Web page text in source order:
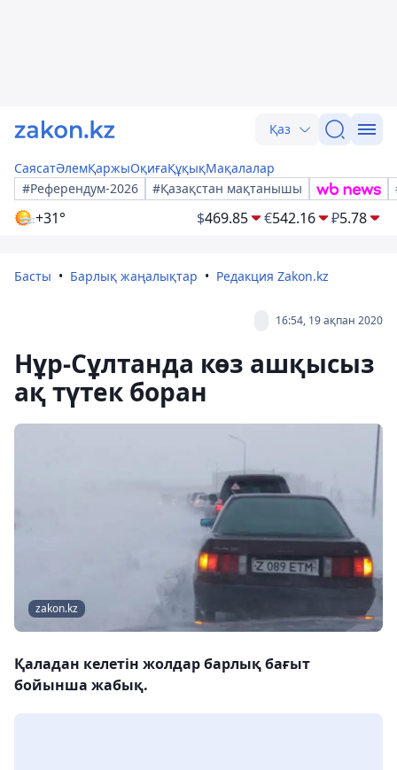
Қаз
СаясатӘлемҚаржыОқиғаҚұқықМақалалар
#Референдум-2026
#Қазақстан мақтанышы
+31° $469.85 €542.16 ₽5.78
Басты Барлық жаңалықтар Редакция Zakon.kz
16:54, 19 ақпан 2020
Нұр-Сұлтанда көз ашқысыз
ақ түтек боран
zakon.kz
Қаладан келетін жолдар барлық бағыт
бойынша жабық.